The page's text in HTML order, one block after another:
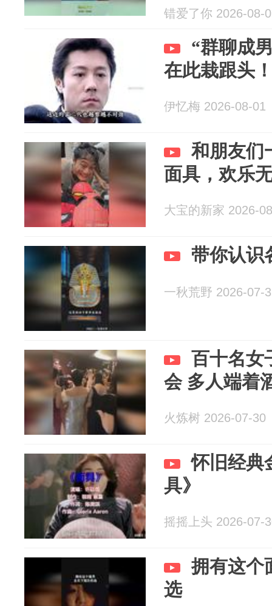
错爱了你 2026-08-
“群聊成
在此栽跟头
伊忆梅 2026-08-01
和朋友们
面具，欢乐
大宝的新家 2026-
带你认识
一秋荒野 2026-07-
百十名女
会 多人端着
火炼树 2026-07-30
怀旧经典
具》
摇摇上头 2026-07-
拥有这个
选